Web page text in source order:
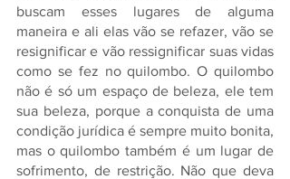
buscam esses lugares de alguma
maneira e ali elas vão se refazer, vão se
resignificar e vão ressignificar suas vidas
como se fez no quilombo. O quilombo
não é só um espaço de beleza, ele tem
sua beleza, porque a conquista de uma
condição jurídica é sempre muito bonita,
mas o quilombo também é um lugar de
sofrimento, de restrição. Não que deva